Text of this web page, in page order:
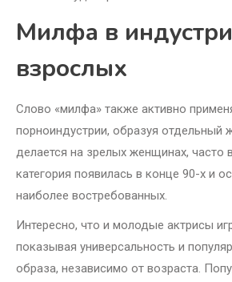
Милфа в
взрослых
Слово «милфа» также активно
порноиндустрии, образуя отдельный
делается на зрелых женщинах, часто
категория появилась в конце 90-х и
наиболее востребованных.
Интересно, что и молодые актрисы
показывая универсальность и
образа, независимо от возраста.